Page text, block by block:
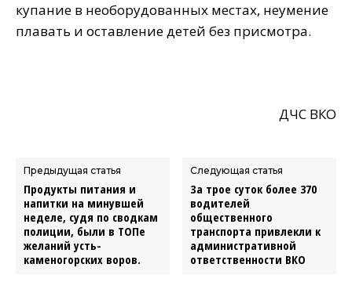
купание в необорудованных местах, неумение
плавать и оставление детей без присмотра.
ДЧС ВКО
Предыдущая статья
Продукты питания и
напитки на минувшей
неделе, судя по сводкам
полиции, были в ТОПе
желаний усть-
каменогорских воров.
Следующая статья
За трое суток более 370
водителей
общественного
транспорта привлекли к
административной
ответственности ВКО